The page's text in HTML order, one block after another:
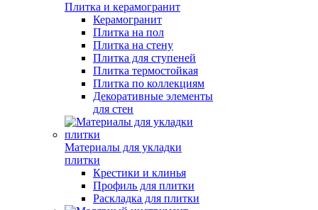
Плитка и керамогранит
Керамогранит
Плитка на пол
Плитка на стену
Плитка для ступеней
Плитка термостойкая
Плитка по коллекциям
Декоративные элементы
для стен
Материалы для укладки
плитки
Крестики и клинья
Профиль для плитки
Раскладка для плитки